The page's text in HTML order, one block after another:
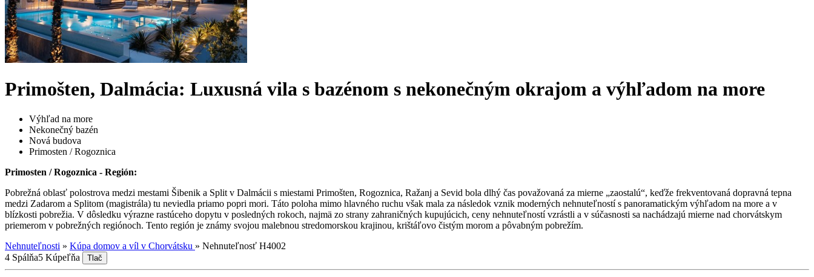
Primošten, Dalmácia: Luxusná vila s bazénom s nekonečným okrajom a výhľadom na more
Výhľad na more
Nekonečný bazén
Nová budova
Primosten / Rogoznica
Primosten / Rogoznica - Región:
Pobrežná oblasť polostrova medzi mestami Šibenik a Split v Dalmácii s miestami Primošten, Rogoznica, Ražanj a Sevid bola dlhý čas považovaná za mierne „zaostalú“, keďže frekventovaná dopravná tepna
medzi Zadarom a Splitom (magistrála) tu neviedla priamo popri mori. Táto poloha mimo hlavného ruchu však mala za následok vznik moderných nehnuteľností s panoramatickým výhľadom na more a v
blízkosti pobrežia. V dôsledku výrazne rastúceho dopytu v posledných rokoch, najmä zo strany zahraničných kupujúcich, ceny nehnuteľností vzrástli a v súčasnosti sa nachádzajú mierne nad chorvátskym
priemerom v pobrežných regiónoch. Tento región je známy svojou malebnou stredomorskou krajinou, krištáľovo čistým morom a pôvabným pobrežím.
Nehnuteľnosti » Kúpa domov a víl v Chorvátsku » Nehnuteľnosť H4002
4 Spálňa5 Kúpeľňa Tlač